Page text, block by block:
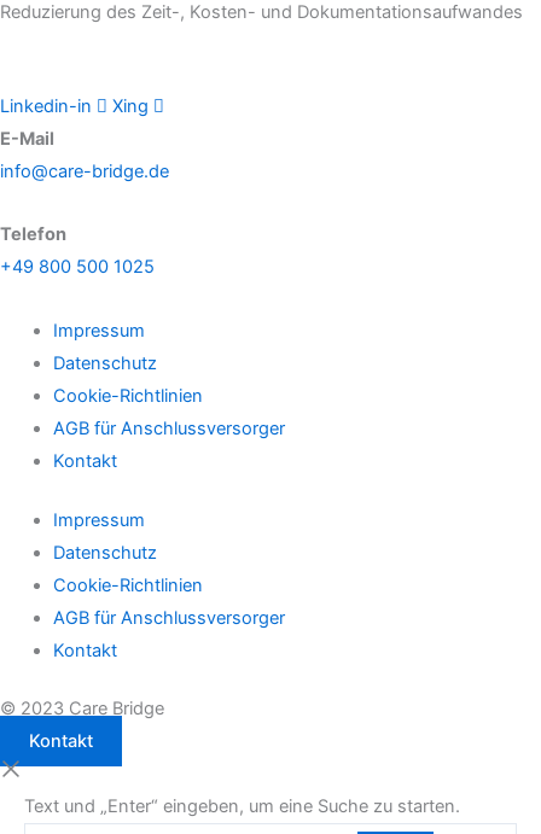
Reduzierung des Zeit-, Kosten- und Dokumentationsaufwandes
Linkedin-in
Xing
E-Mail
info@care-bridge.de
Telefon
+49 800 500 1025
Impressum
Datenschutz
Cookie-Richtlinien
AGB für Anschlussversorger
Kontakt
Impressum
Datenschutz
Cookie-Richtlinien
AGB für Anschlussversorger
Kontakt
© 2023 Care Bridge
Kontakt
Text und „Enter“ eingeben, um eine Suche zu starten.